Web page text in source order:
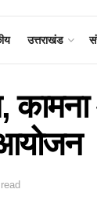
उत्तराखंड